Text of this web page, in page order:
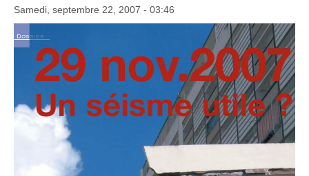
Samedi, septembre 22, 2007 - 03:46